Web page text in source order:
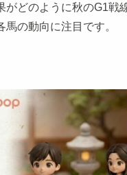
がどのように秋のG1戦
馬の動向に注目です。